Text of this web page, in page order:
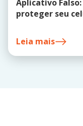
Aplicativo
proteger seu
Leia mais